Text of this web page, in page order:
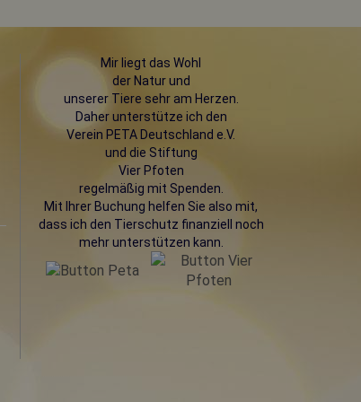
Mir liegt das Wohl
der Natur und
unserer Tiere sehr am Herzen.
Daher unterstütze ich den
Verein PETA Deutschland e.V.
und die Stiftung
Vier Pfoten
regelmäßig mit Spenden.
Mit Ihrer Buchung helfen Sie also mit,
dass ich den Tierschutz finanziell noch
mehr unterstützen kann.